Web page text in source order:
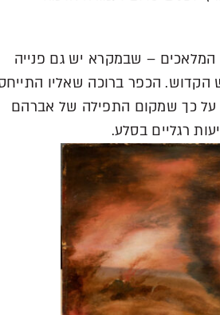
– שבמקרא יש גם פנייה
הכפר ברוכה שאליו
על כך שמקום התפילה של אברהם
רגליים בסלע.